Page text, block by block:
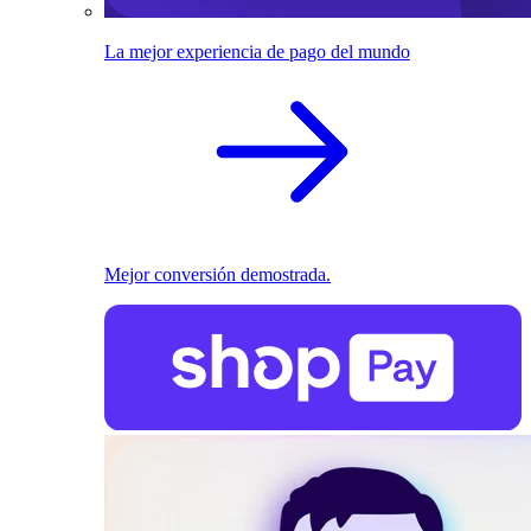
La mejor experiencia de pago del mundo
Mejor conversión demostrada.